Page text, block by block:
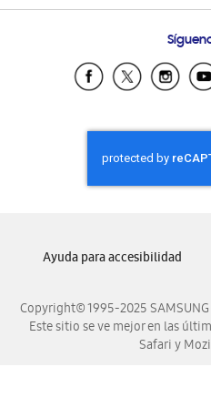
Samsung
Samsung
Samsung
Samsung
Samsung
Samsung
Copyright© 1995-2025
Este sitio se ve mejor en las
Safari y
Ayuda para accesibilidad